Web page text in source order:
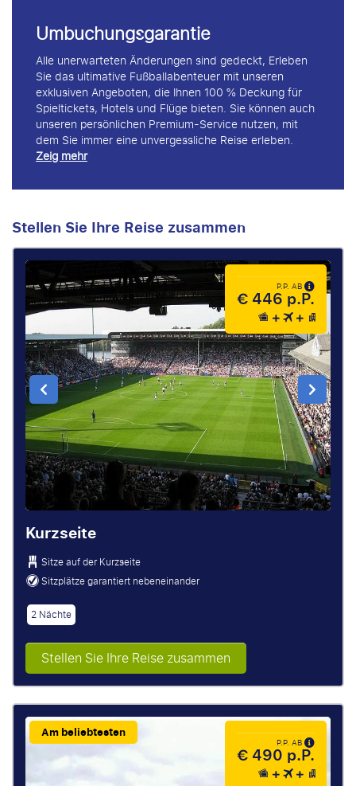
Umbuchungsgarantie
Alle unerwarteten Änderungen sind gedeckt, Erleben
Sie das ultimative Fußballabenteuer mit unseren
exklusiven Angeboten, die Ihnen 100 % Deckung für
Spieltickets, Hotels und Flüge bieten. Sie können auch
unseren persönlichen Premium-Service nutzen, mit
dem Sie immer eine unvergessliche Reise erleben.
Zeig mehr
Stellen Sie Ihre Reise zusammen
P.P. AB
€ 446 p.P.
Kurzseite
Sitze auf der Kurzseite
Sitzplätze garantiert nebeneinander
2 Nächte
Stellen Sie Ihre Reise zusammen
Am beliebtesten
P.P. AB
€ 490 p.P.